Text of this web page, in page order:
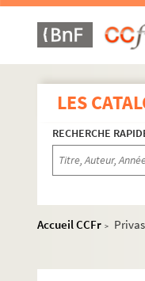
LES
RECHERCHE
Accueil CCFr >
8-
8-
8-
8-
8-
8-